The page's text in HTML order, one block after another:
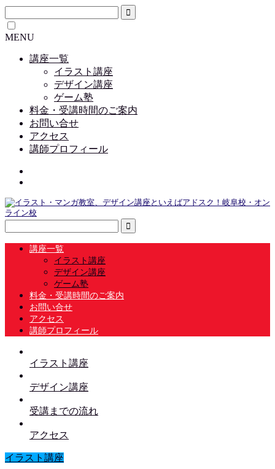
MENU
講座一覧
イラスト講座
デザイン講座
ゲーム塾
料金・受講時間のご案内
お問い合せ
アクセス
講師プロフィール
講座一覧
イラスト講座
デザイン講座
ゲーム塾
料金・受講時間のご案内
お問い合せ
アクセス
講師プロフィール
イラスト講座
デザイン講座
受講までの流れ
アクセス
イラスト講座